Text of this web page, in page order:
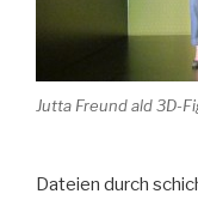
Jutta Freund ald 3D-
Dateien durch